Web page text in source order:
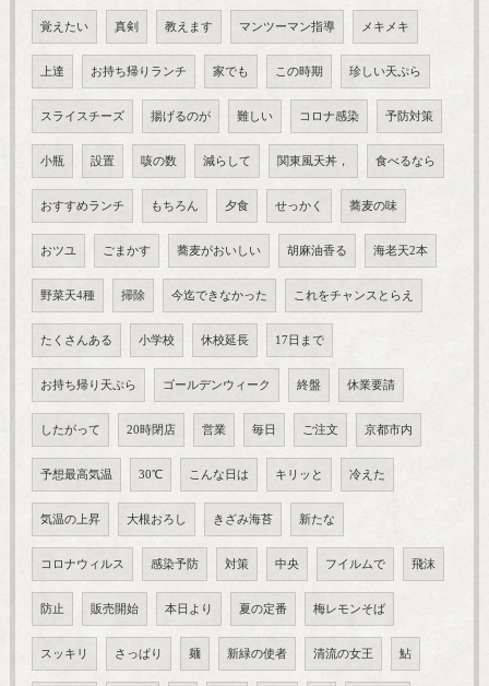
覚えたい 真剣 教えます マンツーマン指導 メキメキ
上達 お持ち帰りランチ 家でも この時期 珍しい天ぷら
スライスチーズ 揚げるのが 難しい コロナ感染 予防対策
小瓶 設置 咳の数 減らして 関東風天丼， 食べるなら
おすすめランチ もちろん 夕食 せっかく 蕎麦の味
おツユ ごまかす 蕎麦がおいしい 胡麻油香る 海老天2本
野菜天4種 掃除 今迄できなかった これをチャンスとらえ
たくさんある 小学校 休校延長 17日まで
お持ち帰り天ぷら ゴールデンウィーク 終盤 休業要請
したがって 20時閉店 営業 毎日 ご注文 京都市内
予想最高気温 30℃ こんな日は キリッと 冷えた
気温の上昇 大根おろし きざみ海苔 新たな
コロナウィルス 感染予防 対策 中央 フイルムで 飛沫
防止 販売開始 本日より 夏の定番 梅レモンそば
スッキリ さっぱり 麺 新緑の使者 清流の女王 鮎